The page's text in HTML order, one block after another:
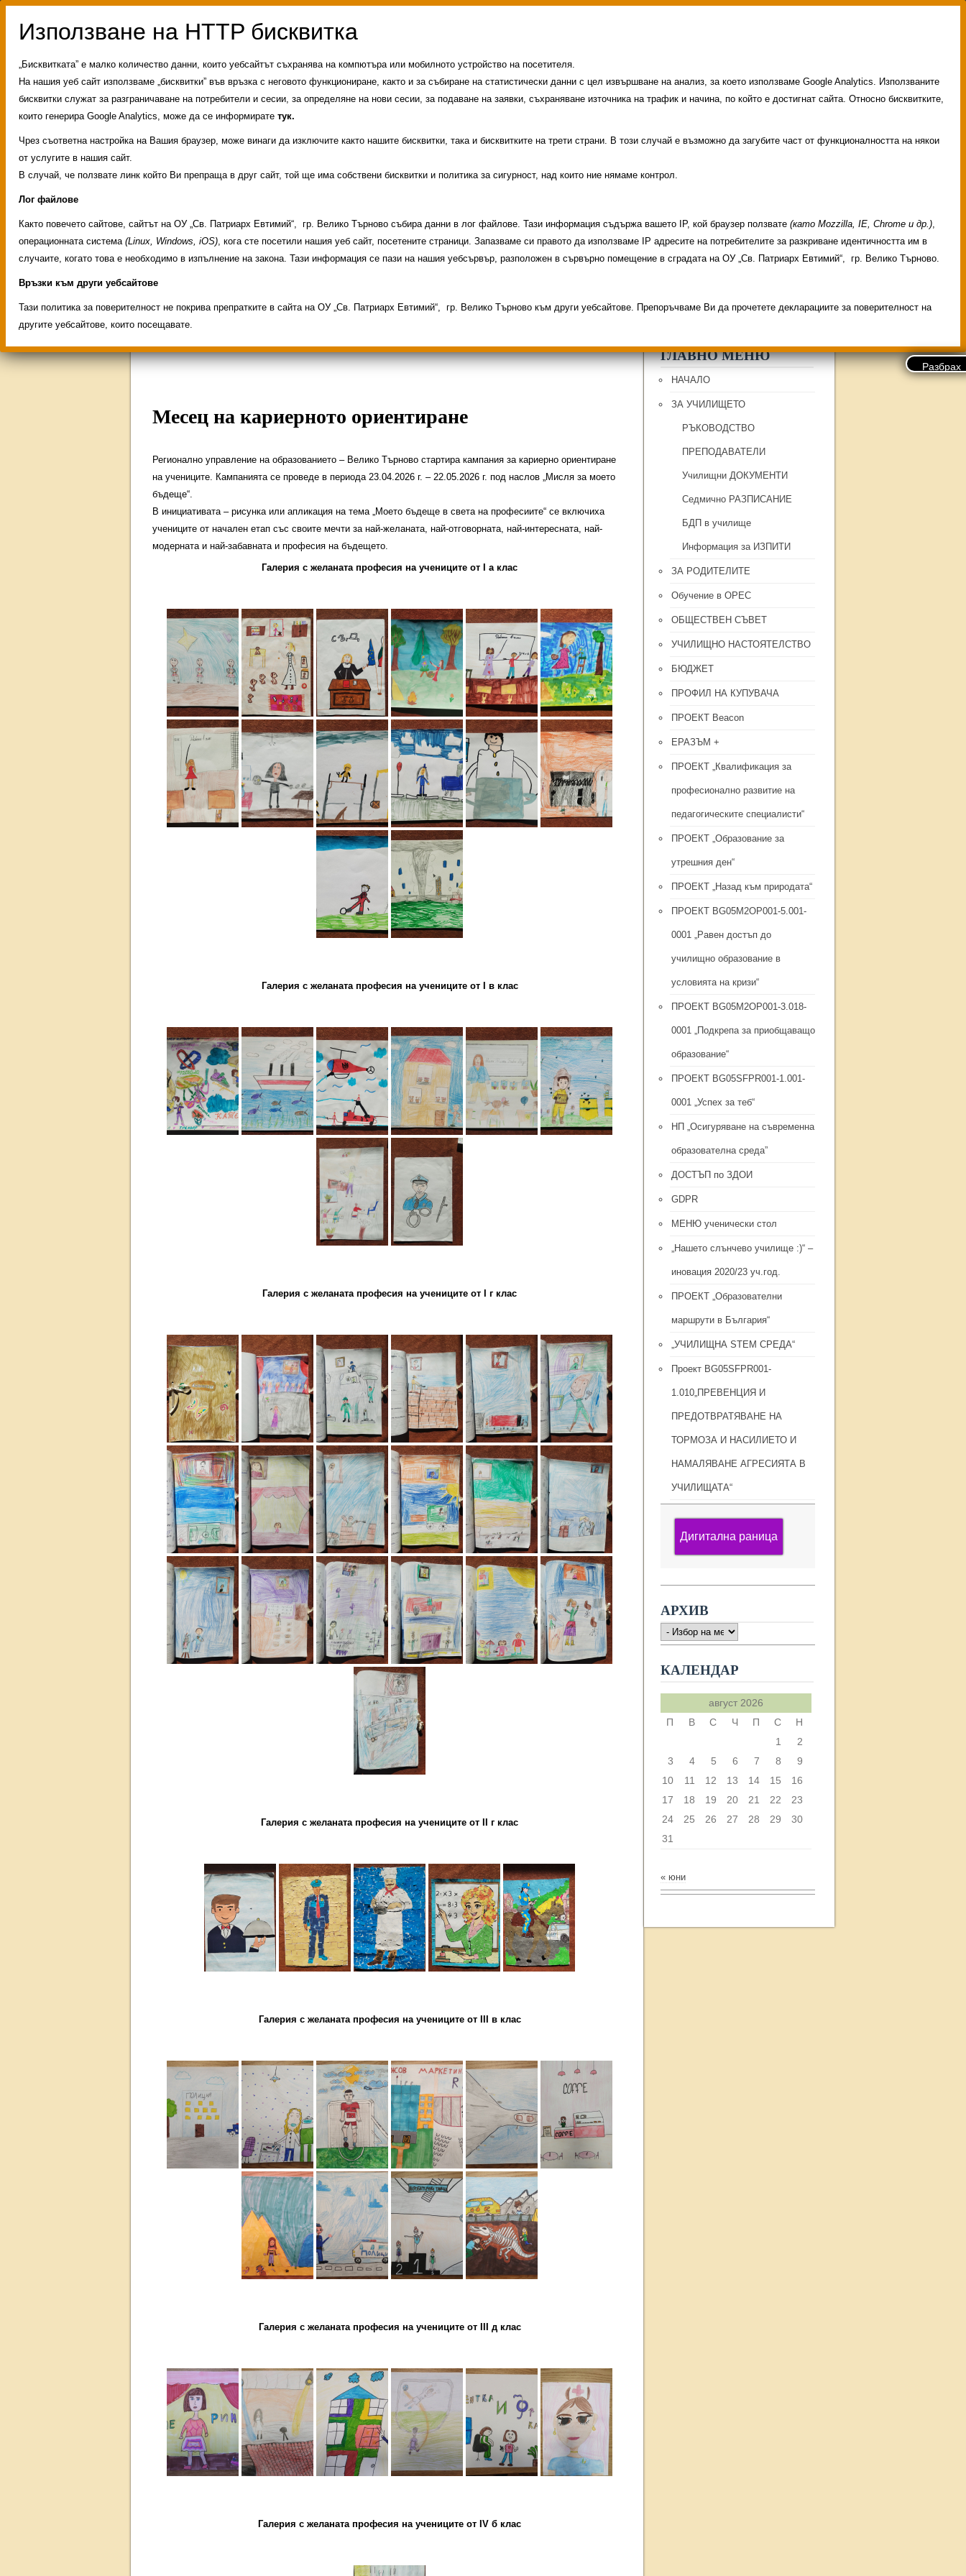
Административни услуги История на училището Контакти
Прием
Свободни места за ученици
Месец на кариерното ориентиране
Регионално управление на образованието – Велико Търново стартира кампания за кариерно ориентиране
на учениците. Кампанията се проведе в периода 23.04.2026 г. – 22.05.2026 г. под наслов „Мисля за моето
бъдеще“.
В инициативата – рисунка или апликация на тема „Моето бъдеще в света на професиите“ се включиха
учениците от начален етап със своите мечти за най-желаната, най-отговорната, най-интересната, най-
модерната и най-забавната и професия на бъдещето.
Галерия с желаната професия на учениците от I а клас
Галерия с желаната професия на учениците от I в клас
Галерия с желаната професия на учениците от I г клас
Галерия с желаната професия на учениците от II г клас
Галерия с желаната професия на учениците от III в клас
Галерия с желаната професия на учениците от III д клас
Галерия с желаната професия на учениците от IV б клас
ГЛАВНО МЕНЮ
НАЧАЛО
ЗА УЧИЛИЩЕТО
РЪКОВОДСТВО
ПРЕПОДАВАТЕЛИ
Училищни ДОКУМЕНТИ
Седмично РАЗПИСАНИЕ
БДП в училище
Информация за ИЗПИТИ
ЗА РОДИТЕЛИТЕ
Обучение в ОРЕС
ОБЩЕСТВЕН СЪВЕТ
УЧИЛИЩНО НАСТОЯТЕЛСТВО
БЮДЖЕТ
ПРОФИЛ НА КУПУВАЧА
ПРОЕКТ Beacon
ЕРАЗЪМ +
ПРОЕКТ „Квалификация за
професионално развитие на
педагогическите специалисти“
ПРОЕКТ „Образование за
утрешния ден“
ПРОЕКТ „Назад към природата“
ПРОЕКТ BG05M2OP001-5.001-
0001 „Равен достъп до
училищно образование в
условията на кризи“
ПРОЕКТ BG05M2ОP001-3.018-
0001 „Подкрепа за приобщаващо
образование“
ПРОЕКТ BG05SFPR001-1.001-
0001 „Успех за теб“
НП „Осигуряване на съвременна
образователна среда”
ДОСТЪП по ЗДОИ
GDPR
МЕНЮ ученически стол
„Нашето слънчево училище :)“ –
иновация 2020/23 уч.год.
ПРОЕКТ „Образователни
маршрути в България“
„УЧИЛИЩНА STEM СРЕДА“
Проект BG05SFPR001-
1.010„ПРЕВЕНЦИЯ И
ПРЕДОТВРАТЯВАНЕ НА
ТОРМОЗА И НАСИЛИЕТО И
НАМАЛЯВАНЕ АГРЕСИЯТА В
УЧИЛИЩАТА“
Дигитална раница
АРХИВ
АРХИВ
КАЛЕНДАР
август 2026
П
В С Ч П С
Н
1
2
3
4 5 6 7 8
9
10
11 12 13 14 15
16
17
18 19 20 21 22
23
24
25 26 27 28 29
30
31
« юни
„Бисквитката” е малко количество данни, които уебсайтът съхранява на компютъра или мобилното устройство на посетителя.
На нашия уеб сайт използваме „бисквитки” във връзка с неговото функциониране, както и за събиране на статистически данни с цел извършване на анализ, за което използваме Google Analytics. Използваните
бисквитки служат за разграничаване на потребители и сесии, за определяне на нови сесии, за подаване на заявки, съхраняване източника на трафик и начина, по който е достигнат сайта. Относно бисквитките,
които генерира Google Analytics, може да се информирате тук.
Чрез съответна настройка на Вашия браузер, може винаги да изключите както нашите бисквитки, така и бисквитките на трети страни. В този случай е възможно да загубите част от функционалността на някои
от услугите в нашия сайт.
В случай, че ползвате линк който Ви препраща в друг сайт, той ще има собствени бисквитки и политика за сигурност, над които ние нямаме контрол.
Лог файлове
Както повечето сайтове, сайтът на ОУ „Св. Патриарх Евтимий“, гр. Велико Търново събира данни в лог файлове. Тази информация съдържа вашето IP, кой браузер ползвате (като Mozzilla, IE, Chrome и др.),
операционната система (Linux, Windows, iOS), кога сте посетили нашия уеб сайт, посетените страници. Запазваме си правото да използваме IP адресите на потребителите за разкриване идентичността им в
случаите, когато това е необходимо в изпълнение на закона. Тази информация се пази на нашия уебсървър, разположен в сървърно помещение в сградата на ОУ „Св. Патриарх Евтимий“, гр. Велико Търново.
Връзки към други уебсайтове
Тази политика за поверителност не покрива препратките в сайта на ОУ „Св. Патриарх Евтимий“, гр. Велико Търново към други уебсайтове. Препоръчваме Ви да прочетете декларациите за поверителност на
другите уебсайтове, които посещавате.